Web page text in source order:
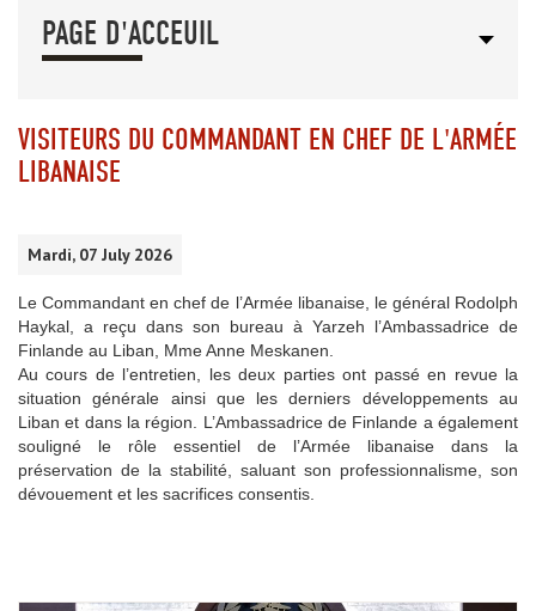
PAGE D'ACCEUIL
VISITEURS DU COMMANDANT EN CHEF DE L'ARMÉE
LIBANAISE
Mardi, 07 July 2026
Le Commandant en chef de l’Armée libanaise, le général Rodolph
Haykal, a reçu dans son bureau à Yarzeh l’Ambassadrice de
Finlande au Liban, Mme Anne Meskanen.
Au cours de l’entretien, les deux parties ont passé en revue la
situation générale ainsi que les derniers développements au
Liban et dans la région. L’Ambassadrice de Finlande a également
souligné le rôle essentiel de l’Armée libanaise dans la
préservation de la stabilité, saluant son professionnalisme, son
dévouement et les sacrifices consentis.